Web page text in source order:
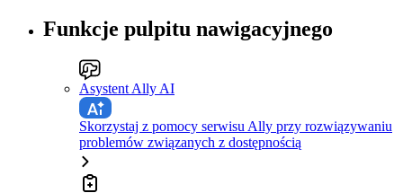
Funkcje pulpitu nawigacyjnego
Asystent Ally AI
Skorzystaj z pomocy serwisu Ally przy rozwiązywaniu
problemów związanych z dostępnością